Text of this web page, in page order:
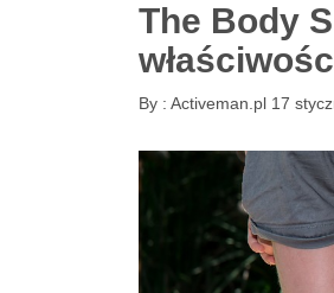
The Body
By : Activeman.pl 17